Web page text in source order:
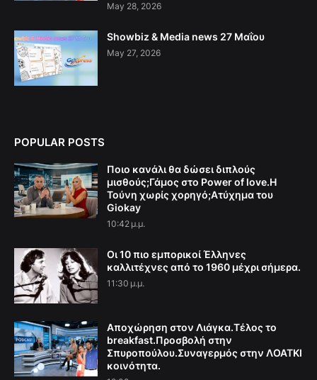
May 28, 2026
Showbiz & Media news 27 Μαΐου
May 27, 2026
POPULAR POSTS
Ποιο κανάλι θα δώσει διπλούς
μισθούς;Γάμος στο Power of love.Η
Τούνη χωρίς χορηγό;Aτύχημα του
Giokay
10:42 μ.μ.
Οι 10 πιο εμπορικοί Έλληνες
καλλιτέχνες από το 1960 μέχρι σήμερα.
11:30 μ.μ.
Αποχώρηση στον Λιάγκα.Τέλος το
breakfast.Προσβολή στην
Σπυροπούλου.Συναγερμός στην ΛΟΑΤΚΙ
κοινότητα.